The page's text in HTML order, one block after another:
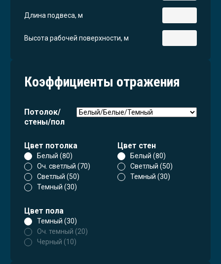
Длина подвеса, м
Высота рабочей поверхности, м
Коэффициенты отражения
Потолок/
стены/пол
Цвет потолка
Белый (80)
Оч. светлый (70)
Светлый (50)
Темный (30)
Цвет стен
Белый (80)
Светлый (50)
Темный (30)
Цвет пола
Темный (30)
Оч. темный (20)
Черный (10)